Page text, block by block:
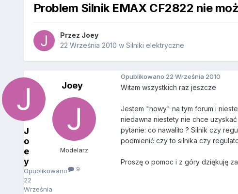
Problem Silnik EMAX CF2822 nie
Przez Joey
22 Września 2010 w Silniki elektryczne
J
o
e
y
Opublikowano
22
Września
Joey
Modelarz
9
Opublikowano 22 Września 2010
Witam wszystkich raz jeszcze
Jestem "nowy" na tym forum i
niedawna niestety nie chce
pytanie: co nawaliło ? Silnik czy
podmienić czy to silnika czy
Proszę o pomoc i z góry dziękuję